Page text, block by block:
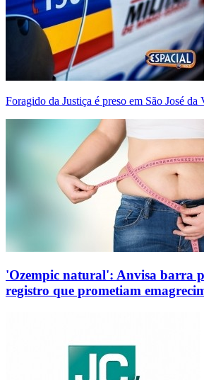
Foragido da Justiça é preso em São José da
'Ozempic natural': Anvisa barra
registro que prometiam